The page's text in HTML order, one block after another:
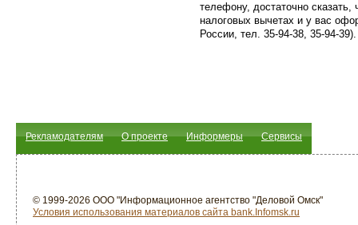
телефону, достаточно
налоговых вычетах и у вас
России, тел. 35-94-38, 35-94-39).
Рекламодателям О проекте Информеры Сервисы
© 1999-2026 ООО "Информационное агентство "Деловой Омск"
Условия использования материалов сайта bank.Infomsk.ru